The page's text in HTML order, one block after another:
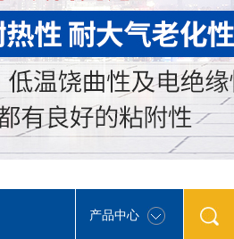
产品中心